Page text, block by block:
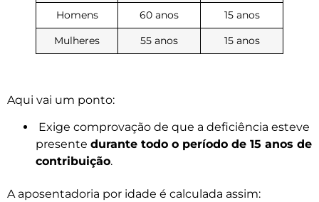
Homens
60 anos
15 anos
Mulheres
55 anos 15 anos
Aqui vai um ponto:
Exige comprovação de que a deficiência esteve
presente durante todo o período de 15 anos de
contribuição.
A aposentadoria por idade é calculada assim: